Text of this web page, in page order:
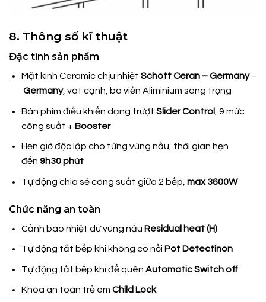
8. Thông số kĩ thuật
Đặc tính sản phẩm
Mặt kính Ceramic chịu nhiệt Schott Ceran – Germany–
Germany, vát cạnh, bo viền Aliminium sang trọng
Bàn phím điều khiển dạng trượt Slider Control
, 9 mức
công suất + Booster
Hẹn giờ độc lập cho từng vùng nấu, thời gian hẹn
đến 9h30 phút
Tự động chia sẻ công suất giữa 2 bếp, max 3600W
Chức năng an toàn
Cảnh báo nhiệt dư vùng nấu Residual heat (H)
Tự động tắt bếp khi không có nồi Pot Detectinon
Tự động tắt bếp khi để quên Automatic Switch off
Khóa an toàn trẻ em Child Lock